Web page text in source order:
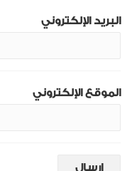
البريد الإلكتروني
الموقع الإلكتروني